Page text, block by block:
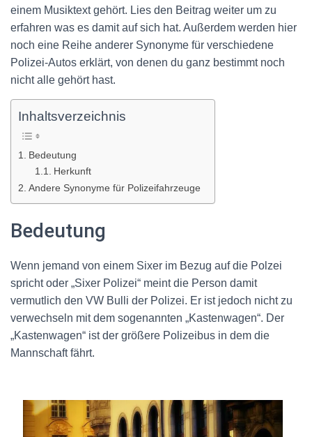
einem Musiktext gehört. Lies den Beitrag weiter um zu
erfahren was es damit auf sich hat. Außerdem werden hier
noch eine Reihe anderer Synonyme für verschiedene
Polizei-Autos erklärt, von denen du ganz bestimmt noch
nicht alle gehört hast.
Inhaltsverzeichnis
Bedeutung
Herkunft
Andere Synonyme für Polizeifahrzeuge
Bedeutung
Wenn jemand von einem Sixer im Bezug auf die Polzei
spricht oder „Sixer Polizei“ meint die Person damit
vermutlich den VW Bulli der Polizei. Er ist jedoch nicht zu
verwechseln mit dem sogenannten „Kastenwagen“. Der
„Kastenwagen“ ist der größere Polizeibus in dem die
Mannschaft fährt.